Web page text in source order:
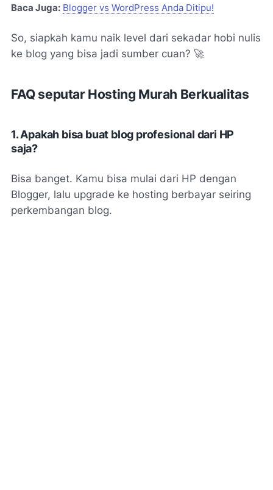
Baca Juga: Blogger vs WordPress Anda Ditipu!
So, siapkah kamu naik level dari sekadar hobi nulis
ke blog yang bisa jadi sumber cuan? 🚀
FAQ seputar Hosting Murah Berkualitas
1. Apakah bisa buat blog profesional dari HP
saja?
Bisa banget. Kamu bisa mulai dari HP dengan
Blogger, lalu upgrade ke hosting berbayar seiring
perkembangan blog.